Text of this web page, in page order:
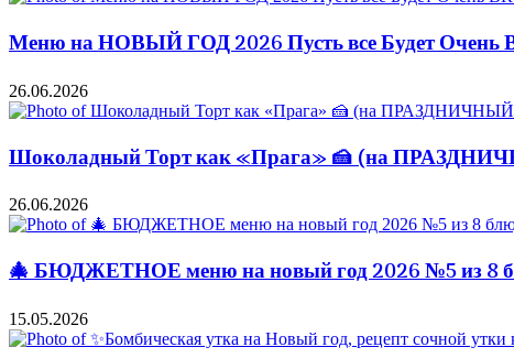
Меню на НОВЫЙ ГОД 2026 Пусть все Будет
26.06.2026
Шоколадный Торт как «Прага» 🍰 (на
26.06.2026
🎄 БЮДЖЕТНОЕ меню на новый год 2026 №5 из 8
15.05.2026